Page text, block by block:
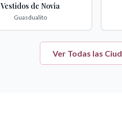
Vestidos de Novia
Guasdualito
Ver Todas las